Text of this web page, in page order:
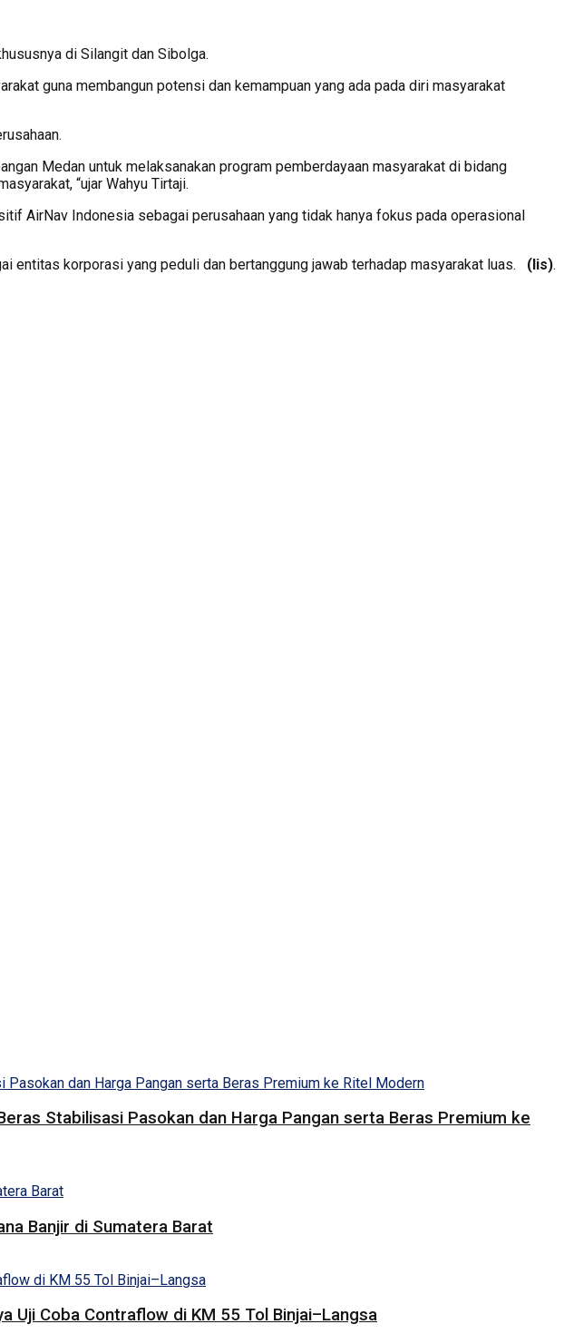
di Silangit dan Sibolga.
guna membangun potensi dan kemampuan yang ada pada diri masyarakat
Medan untuk melaksanakan program pemberdayaan masyarakat di bidang
“ujar Wahyu Tirtaji.
AirNav Indonesia sebagai perusahaan yang tidak hanya fokus pada operasional
entitas korporasi yang peduli dan bertanggung jawab terhadap masyarakat luas. (lis).
Stabilisasi Pasokan dan Harga Pangan serta Beras Premium ke
Banjir di Sumatera Barat
Uji Coba Contraflow di KM 55 Tol Binjai–Langsa